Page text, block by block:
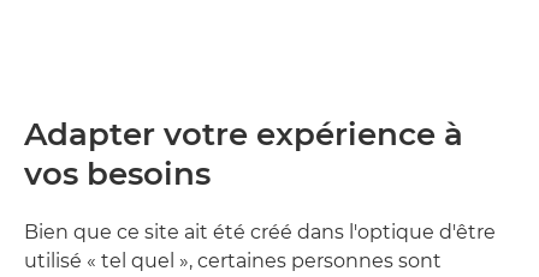
Adapter votre expérience à
vos besoins
Bien que ce site ait été créé dans l'optique d'être
utilisé « tel quel », certaines personnes sont